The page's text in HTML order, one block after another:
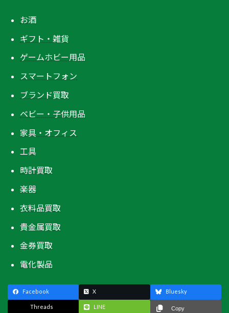
お酒
ギフト・雑貨
ゲームホビー用品
スマートフォン
ブランド買取
ベビー・子供用品
家具・オフィス
工具
時計買取
楽器
衣料品買取
貴金属買取
金券買取
電化製品
Facebook X Bluesky
Threads LINE Copy